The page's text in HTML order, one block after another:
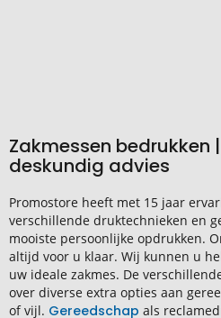
Zakmessen bedrukken
deskundig advies
Promostore heeft met 15 jaar
verschillende druktechnieken en
mooiste persoonlijke opdrukken.
altijd voor u klaar. Wij kunnen u
uw ideale zakmes. De
over diverse extra opties aan
of vijl. Gereedschap als